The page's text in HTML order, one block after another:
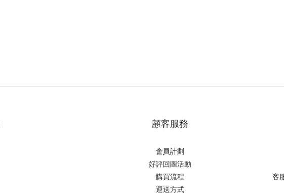
顧客服務
會員計劃
好評回圖活動
購買流程
運送方式
客